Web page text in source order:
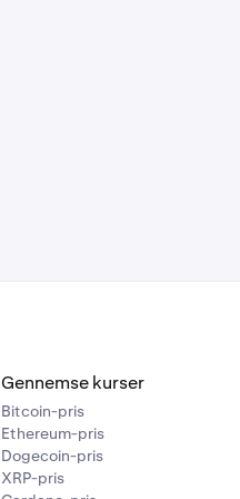
Gennemse kurser
Bitcoin-pris
Ethereum-pris
Dogecoin-pris
XRP-pris